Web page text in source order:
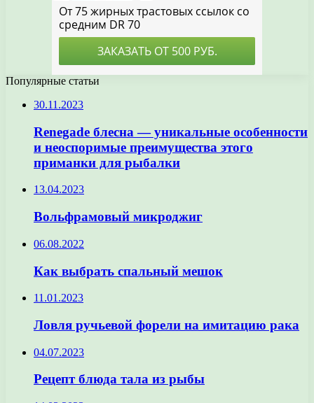
Популярные статьи
30.11.2023
Renegade блесна — уникальные особенности
и неоспоримые преимущества этого
приманки для рыбалки
13.04.2023
Вольфрамовый микроджиг
06.08.2022
Как выбрать спальный мешок
11.01.2023
Ловля ручьевой форели на имитацию рака
04.07.2023
Рецепт блюда тала из рыбы